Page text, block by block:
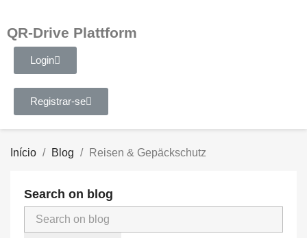
QR-Drive Plattform
Login
Registrar-se
Início Blog Reisen & Gepäckschutz
Search on blog